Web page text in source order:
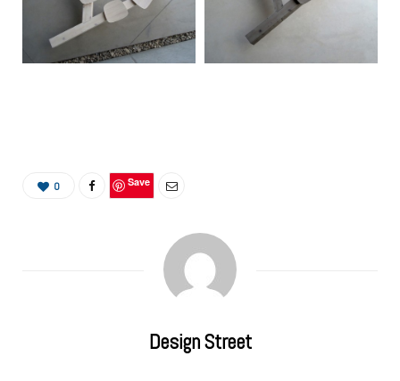
0 Save
Design Street